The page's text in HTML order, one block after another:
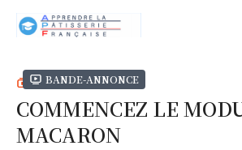
Bande-annonce
COLLECTION
COMMENCEZ LE
MACARON